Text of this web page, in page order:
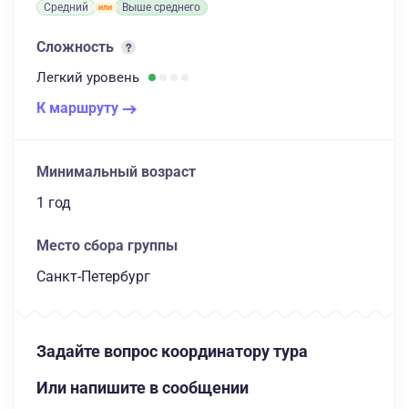
Средний Выше среднего
Сложность
Легкий уровень
К маршруту
Минимальный возраст
1 год
Место сбора группы
Санкт-Петербург
Задайте вопрос координатору тура
Или напишите в сообщении